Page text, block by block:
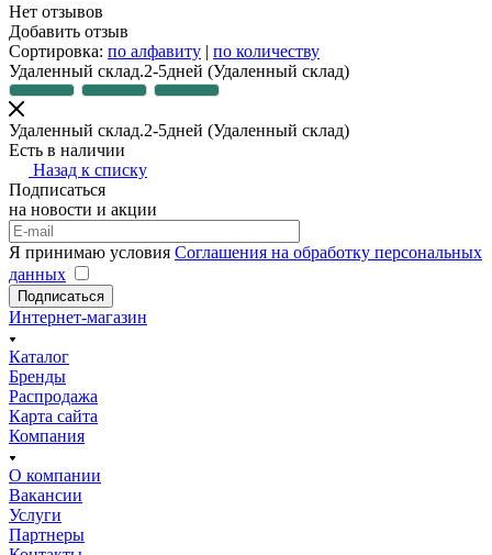
Нет отзывов
Добавить отзыв
Сортировка: по алфавиту | по количеству
Удаленный склад.2-5дней (Удаленный склад)
Удаленный склад.2-5дней (Удаленный склад)
Есть в наличии
Назад к списку
Подписаться
на новости и акции
Я принимаю условия Соглашения на обработку персональных
данных
Подписаться
Интернет-магазин
Каталог
Бренды
Распродажа
Карта сайта
Компания
О компании
Вакансии
Услуги
Партнеры